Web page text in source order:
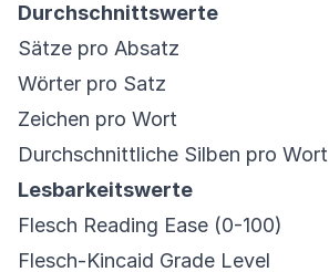
Durchschnittswerte
Sätze pro Absatz
Wörter pro Satz
Zeichen pro Wort
Durchschnittliche Silben pro Wort
Lesbarkeitswerte
Flesch Reading Ease (0-100)
Flesch-Kincaid Grade Level